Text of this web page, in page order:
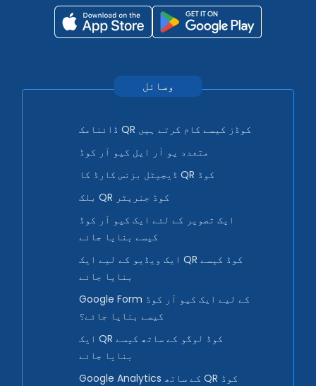
وسائل
ڈائنامک QR کوڈز کیسے کام کرتے ہیں
متعدد یو آر ایل کیو آر کوڈ
ڈیجیٹل بزنس کارڈ کا QR کوڈ
بلک QR کوڈ جنریٹر
ایک تصویر کے لئے ایک کیو آر کوڈ
کیسے بنایا جائے
ایک ویڈیو کے لیے ایک QR کوڈ کیسے
بنایا جائے
Google Form کے لیے ایک کیو آر کوڈ
کیسے بنایا جائے؟
ایک QR کوڈ لوگو کے ساتھ کیسے
بنایا جائے
Google Analytics کے ساتھ QR کوڈ